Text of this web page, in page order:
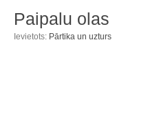
Paipalu olas
Ievietots: Pārtika un uzturs